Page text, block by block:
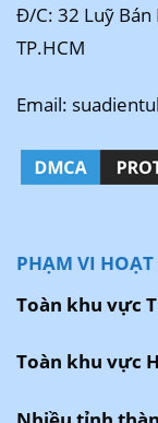
Đ/C: 32 Luỹ Bán
TP.HCM
Email:
PHẠM VI
Toàn khu vực
Toàn khu vực